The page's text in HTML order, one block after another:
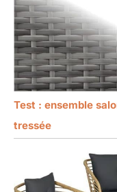
Test : ensemble
tressée